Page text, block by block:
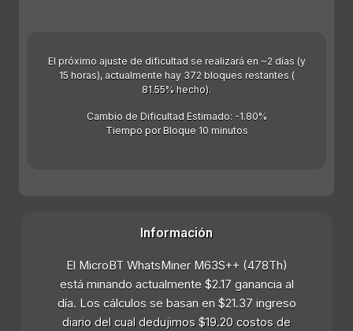
El próximo ajuste de dificultad se realizará en ~2 días (y
15 horas), actualmente hay 372 bloques restantes (
81.55% hecho).
Cambio de Dificultad Estimado: -1.80%
Tiempo por Bloque 10 minutos
Información
El MicroBT WhatsMiner M63S++ (478Th)
está minando actualmente $2.17 ganancia al
día. Los cálculos se basan en $21.37 ingreso
diario del cual dedujimos $19.20 costos de